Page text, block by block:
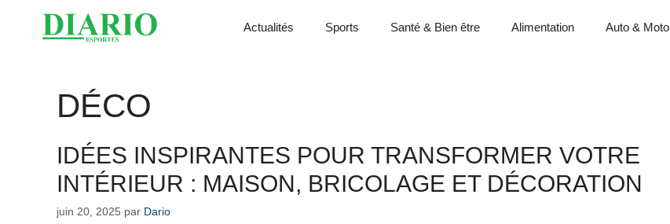
Actualités Sports Santé & Bien être Alimentation Auto & Moto
DÉCO
IDÉES INSPIRANTES POUR TRANSFORMER VOTRE
INTÉRIEUR : MAISON, BRICOLAGE ET DÉCORATION
juin 20, 2025 par Dario